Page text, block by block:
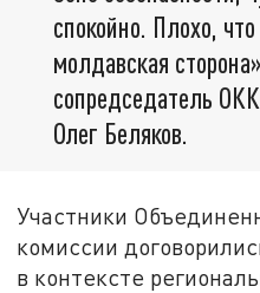
спокойно. Плохо,
молдавская
сопредседатель
Олег Беляков.
Участники
комиссии
в контексте